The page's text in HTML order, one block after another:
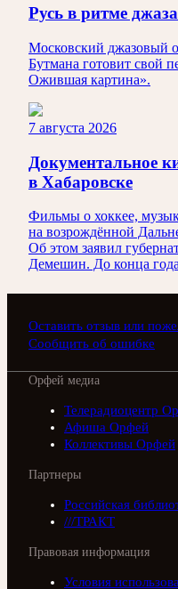
Русь в ритме джаза
Московский джазовый
Бутмана готовит свой
Ожившая картина».
7 августа 2026
Документальное
в Хабаровске
Фильмы о хоккее,
на возрождённой
Об этом заявил
Демешин. До конца года
Оставить отзыв или
Сообщить об ошибке
Орфей медиа
Телерадиоцентр
Афиша Орфей
Коллективы Орфей
Партнеры
Российская
///ТРАКТ
Правовая информация
Условия